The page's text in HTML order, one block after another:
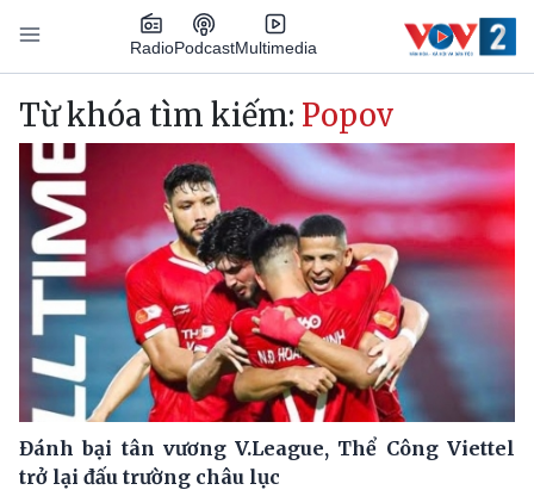
Nhảy đến nội dung
RadioPodcastMultimedia
Main navigation
Từ khóa tìm kiếm: Popov
Đánh bại tân vương V.League, Thể Công Viettel
trở lại đấu trường châu lục